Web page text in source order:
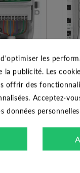
OUTDOOR WIFI
- RAINBIRD -
€
pour une
ESP-
les
publicité. Les
offrir des
Acceptez-
données